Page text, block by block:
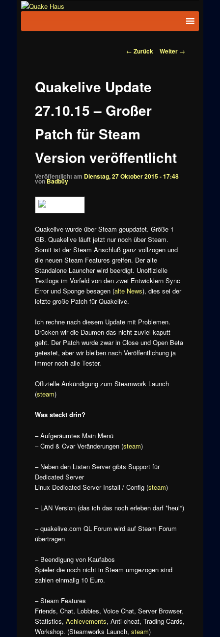
News zu
Beitragsnavigation
← Zurück Weiter →
Quakelive Update
27.10.15 – Großer
Patch für Steam
Version veröffentlicht
Veröffentlicht am Dienstag, 27 Oktober 2015 - 17:48
vonBadb0y
Quakelive wurde über Steam geupdatet. Größe 1
GB. Quakelive läuft jetzt nur noch über Steam.
Somit ist der Steam Anschluß ganz vollzogen und
die neuen Steam Features greifen. Der alte
Standalone Launcher wird beerdigt. Unoffizielle
Textlogs im Vorfeld von den zwei Entwicklern Sync
Error und Sponge besagen (alte News), dies sei der
letzte große Patch für Quakelive.
Ich rechne nach diesem Update mit Problemen.
Drücken wir die Daumen das nicht zuviel kaputt
geht. Der Patch wurde zwar in Close und Open Beta
getestet, aber wir bleiben nach Veröffentlichung ja
immer noch alle Tester.
Offizielle Ankündigung zum Steamwork Launch
(steam)
Was steckt drin?
– Aufgeräumtes Main Menü
– Cmd & Cvar Veränderungen (steam)
– Neben den Listen Server gibts Support für
Dedicated Server
Linux Dedicated Server Install / Config (steam)
– LAN Version (das ich das noch erleben darf *heul*)
– quakelive.com QL Forum wird auf Steam Forum
übertragen
– Beendigung von Kaufabos
Spieler die noch nicht in Steam umgezogen sind
zahlen einmalig 10 Euro.
– Steam Features
Friends, Chat, Lobbies, Voice Chat, Server Browser,
Statistics, Achievements, Anti-cheat, Trading Cards,
Workshop. (Steamworks Launch, steam)